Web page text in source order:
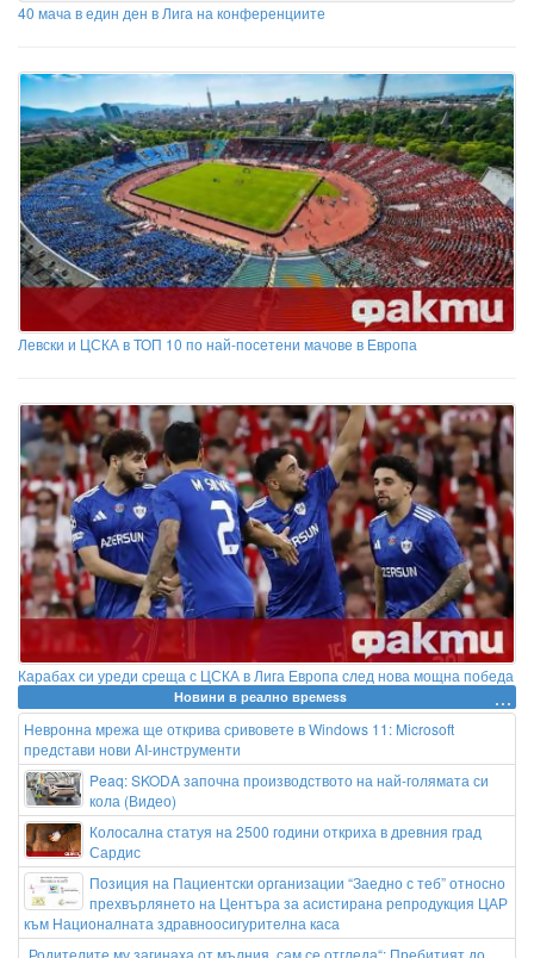
40 мача в един ден в Лига на конференциите
Левски и ЦСКА в ТОП 10 по най-посетени мачове в Европа
Карабах си уреди среща с ЦСКА в Лига Европа след нова мощна победа
Новини в реално времеss
Невронна мрежа ще открива сривовете в Windows 11: Microsoft
представи нови AI-инструменти
Peaq: SKODA започна производството на най-голямата си
кола (Видео)
Колосална статуя на 2500 години откриха в древния град
Сардис
Позиция на Пациентски организации “Заедно с теб” относно
прехвърлянето на Центъра за асистирана репродукция ЦАР
към Националната здравноосигурителна каса
„Родителите му загинаха от мълния, сам се отгледа“: Пребитият до